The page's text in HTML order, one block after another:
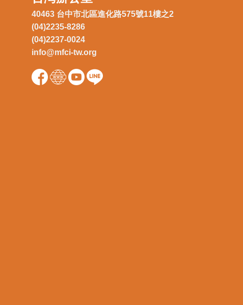
40463 台中市北區進化路575號11樓之2
(04)2235-8286
(04)2237-0024
info@mfci-tw.org